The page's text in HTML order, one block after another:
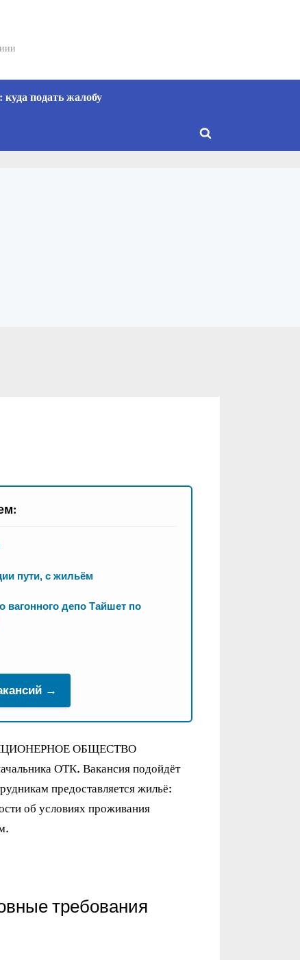
подать жалобу
Toggle
пути, с жильём
вагонного депо Тайшет по
→
АКЦИОНЕРНОЕ ОБЩЕСТВО
ОТК. Вакансия подойдёт
предоставляется жильё:
об условиях проживания
требования